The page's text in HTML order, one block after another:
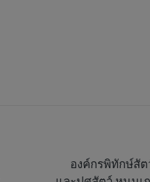
องค์กรพิทักษ์สั